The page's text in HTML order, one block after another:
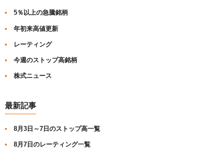
5％以上の急騰銘柄
年初来高値更新
レーティング
今週のストップ高銘柄
株式ニュース
最新記事
8月3日～7日のストップ高一覧
8月7日のレーティング一覧